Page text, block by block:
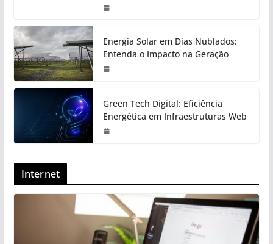
Energia Solar em Dias Nublados:
Entenda o Impacto na Geração
Green Tech Digital: Eficiência
Energética em Infraestruturas Web
Internet